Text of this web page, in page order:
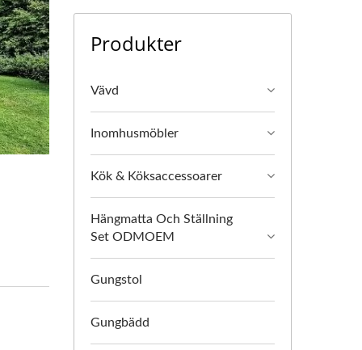
Produkter
Vävd
Inomhusmöbler
Kök & Köksaccessoarer
Hängmatta Och Ställning
Set ODMOEM
Gungstol
Gungbädd